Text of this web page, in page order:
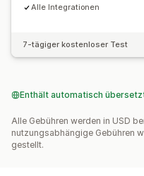
Alle Integrationen
7-tägiger kostenloser Test
Enthält automatisch
Alle Gebühren werden in USD
nutzungsabhängige Gebühren
gestellt.